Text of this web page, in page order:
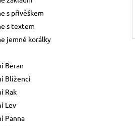
s přívěškem
s textem
jemné korálky
Beran
Blíženci
Rak
Lev
Panna